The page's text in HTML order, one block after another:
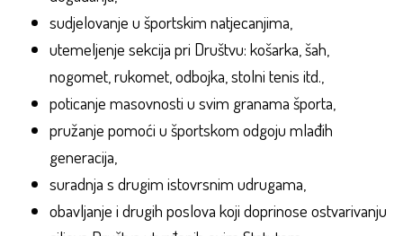
sudjelovanje u športskim natjecanjima,
utemeljenje sekcija pri Društvu: košarka, šah,
nogomet, rukomet, odbojka, stolni tenis itd.,
poticanje masovnosti u svim granama športa,
pružanje pomoći u športskom odgoju mlađih
generacija,
suradnja s drugim istovrsnim udrugama,
obavljanje i drugih poslova koji doprinose ostvarivanju